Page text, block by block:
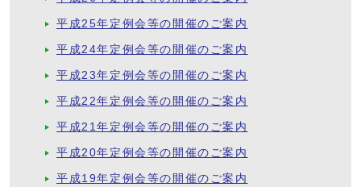
平成25年定例会等の開催のご案内
平成24年定例会等の開催のご案内
平成23年定例会等の開催のご案内
平成22年定例会等の開催のご案内
平成21年定例会等の開催のご案内
平成20年定例会等の開催のご案内
平成19年定例会等の開催のご案内